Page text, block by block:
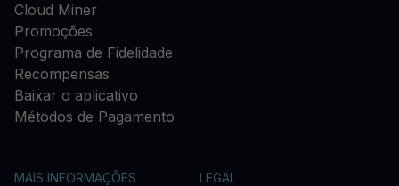
Cloud Miner
Promoções
Programa de Fidelidade
Recompensas
Baixar o aplicativo
Métodos de Pagamento
MAIS INFORMAÇÕES LEGAL